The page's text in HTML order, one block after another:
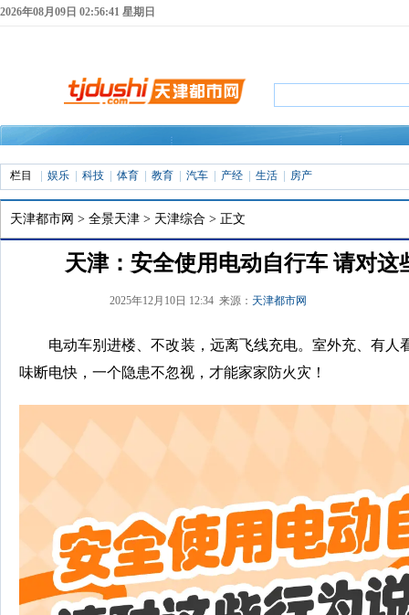
2026年08月09日 02:56:42 星期日
栏目 娱乐 科技 体育 教育 汽车 产经 生活 房产
天津都市网 > 全景天津 > 天津综合 > 正文
天津：安全使用电动自行车 请对这
2025年12月10日 12:34 来源： 天津都市网
电动车别进楼、不改装，远离飞线充电。室外充、有人
味断电快，一个隐患不忽视，才能家家防火灾！